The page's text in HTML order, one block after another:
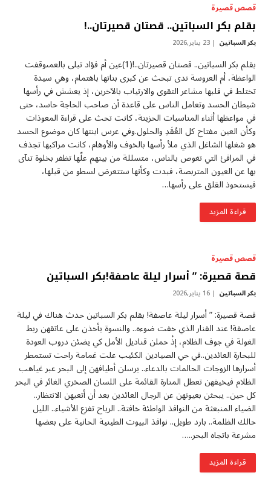
قصص قصيرة
بقلم بكر السباتين.. قصتان قصيرتان..!
بكر السباتين 23 يناير,2026
بقلم بكر السباتين.. قصتان قصيرتان..!(1)عين أم فؤاد تبلى بالعمىوقفت
الواعظة، أم العروسة ندى تبحث عن كبرى بناتها باهتمام، وهي سيدة
تختلط في قلبها مشاعر التقوى والارتياب بالآخرين، إذ يعشش في رأسها
شيطان الحسد وتعامل الناس على قاعدة أن صاحب الحاجة حاسد، حتى
في مواعظها أثناء المناسبات الحزينة، كانت تحث على قراءة المعوذات
وكأن العين مفتاح كل العُقَدِ والحلول.وفي عرس ابنتها كان موضوع الحسد
هو شغلها الشاغل الذي ملأ رأسها بالخوف والأوهام، كانت مراكبها تجذف
في المرافئ التي تغوص بالناس، متسللة من بينهم علّها تظفر بخلوة تنآى
بها عن العيون المتربصة، فبدت وكأنها ستتعرض لسطو من قبلها،
فيستحوذ القلق على رأسها…
قراءة المزيد
قصص قصيرة
قصة قصيرة: ” أسرار ليلة عاصفة!بكر السباتين
بكر السباتين 16 يناير,2026
قصة قصيرة: ” أسرار ليلة عاصفة! بقلم بكر السباتين حدث هناك في ليلة
عاصفة! عند الفنار الذي خفت ضوءه.. والنسوة يأخذن على عاتقهن ربط
الغولة في جوف الظلام، إذْ حملن قناديل الأمل كي يضئن دروب العودة
للبحارة العائدين..في حي الصيادين الكئيب علت غمامة راحت تستمطر
أسرارها الزوجات الحالمات بالدعاء.. يرسلن أطيافهن إلى البحر عبر غياهب
الظلام فيخيفهن تعطل المنارة القائمة على اللسان الصخري الغائر في البحر
كل حين.. يبحثن بعيونهن عن الرجال العائدين بعد أن أتعبهن الانتظار..
الضياء المنبعثة من النوافذ الواطئة خافتة.. الرياح تفزع الأشياء.. الليل
حالك الظلمة.. بارد طويل.. نوافذ البيوت الطينية الحانية على بعضها
مشرعة باتجاه البحر..…
قراءة المزيد